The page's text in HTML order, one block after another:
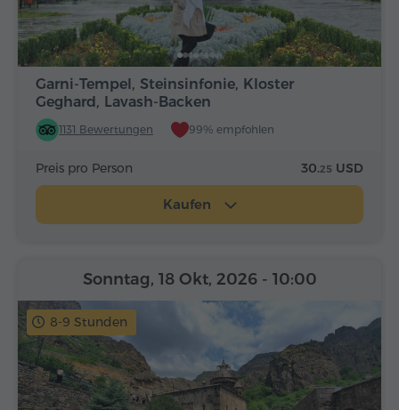
Garni-Tempel, Steinsinfonie, Kloster
Geghard, Lavash-Backen
1131 Bewertungen 99% empfohlen
Preis pro Person 30.25 USD
Kaufen
8-9 Stunden
Sonntag, 18 Okt, 2026 - 10:00